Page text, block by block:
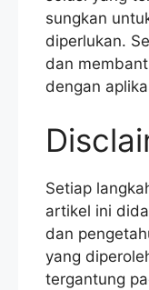
sungkan
diperlukan.
dan
dengan
Setiap
artikel ini
dan
yang
tergantung